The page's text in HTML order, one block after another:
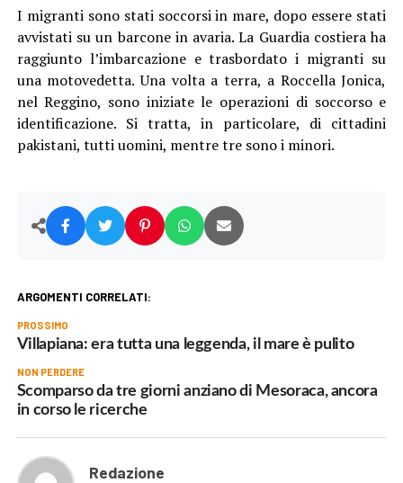
I migranti sono stati soccorsi in mare, dopo essere stati
avvistati su un barcone in avaria. La Guardia costiera ha
raggiunto l’imbarcazione e trasbordato i migranti su
una motovedetta. Una volta a terra, a Roccella Jonica,
nel Reggino, sono iniziate le operazioni di soccorso e
identificazione. Si tratta, in particolare, di cittadini
pakistani, tutti uomini, mentre tre sono i minori.
ARGOMENTI CORRELATI:
PROSSIMO
Villapiana: era tutta una leggenda, il mare è pulito
NON PERDERE
Scomparso da tre giorni anziano di Mesoraca, ancora
in corso le ricerche
Redazione